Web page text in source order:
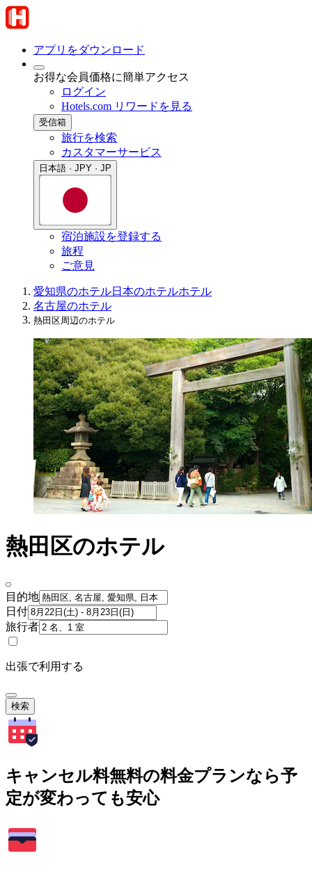
アプリをダウンロード
お得な会員価格に簡単アクセス
ログイン
Hotels.com リワードを見る
受信箱
旅行を検索
カスタマーサービス
日本語 · JPY · JP
宿泊施設を登録する
旅程
ご意見
愛知県のホテル日本のホテルホテル
名古屋のホテル
熱田区周辺のホテル
熱田区のホテル
目的地
日付
旅行者
出張で利用する
検索
キャンセル料無料の料金プランなら予
定が変わっても安心